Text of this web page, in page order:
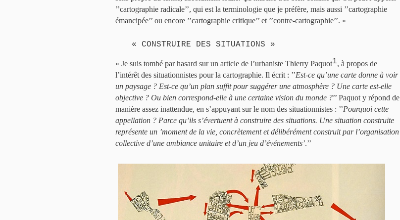
’’cartographie radicale’’, qui est la terminologie que je préfère, mais aussi ’’cartographie
émancipée’’ ou encore ’’cartographie critique’’ et ’’contre-cartographie’’. »
« CONSTRUIRE DES SITUATIONS »
« Je suis tombé par hasard sur un article de l’urbaniste Thierry Paquot1, à propos de
l’intérêt des situationnistes pour la cartographie. Il écrit : ’’Est-ce qu’une carte donne à voir
un paysage ? Est-ce qu’un plan suffit pour suggérer une atmosphère ? Une carte est-elle
objective ? Ou bien correspond-elle à une certaine vision du monde ?’’ Paquot y répond de
manière assez inattendue, en s’appuyant sur le nom des situationnistes : ’’Pourquoi cette
appellation ? Parce qu’ils s’évertuent à construire des situations. Une situation construite
représente un ’moment de la vie, concrètement et délibérément construit par l’organisation
collective d’une ambiance unitaire et d’un jeu d’événements’.’’